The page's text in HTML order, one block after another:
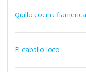
Quillo cocina flamenca
El caballo loco